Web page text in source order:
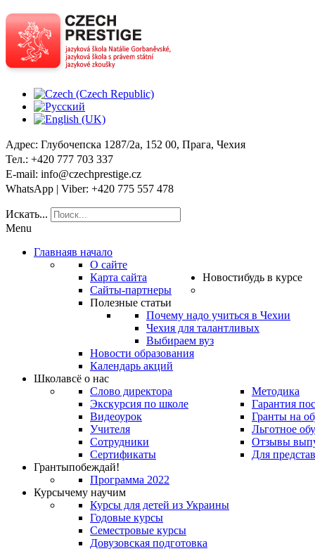
Адрес: Глубочепска 1287/2a, 152 00, Прага, Чехия
Тел.: +420 777 703 337
E-mail: info@czechprestige.cz
WhatsApp | Viber: +420 775 557 478
Искать...
Menu
Главнаяв начало
О сайте
Карта сайта
Сайты-партнеры
Новостибудь в курсе
Полезные статьи
Почему надо учиться в Чехии
Чехия для талантливых
Выбираем вуз
Новости образования
Календарь акций
Школавсё о нас
Слово директора
Экскурсия по школе
Видеоурок
Учителя
Сотрудники
Сертификаты
Методика
Гарантия
Гранты на
Льготное
Отзывы
Для
Грантыпобеждай!
Программа 2022
Курсычему научим
Курсы для детей из Украины
Годовые курсы
Семестровые курсы
Довузовская подготовка